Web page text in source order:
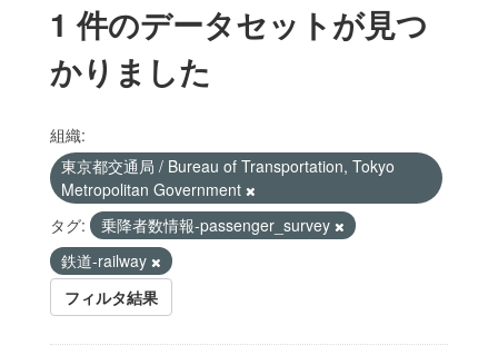
1 件のデータセットが見つ
かりました
組織:
東京都交通局 / Bureau of Transportation, Tokyo
Metropolitan Government
タグ:
乗降者数情報-passenger_survey
鉄道-railway
フィルタ結果